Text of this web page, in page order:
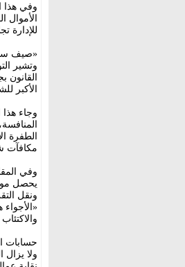
وفي هذا
الأموال
للإدارة
«صيف
وتشير
القانون
الأكبر
وجاء
الطفرة
مكافآت شخصية
وفي
يحصل
ونقل
حسابات
ولا